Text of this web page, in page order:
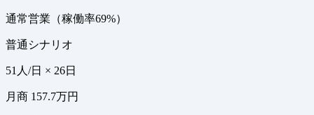
通常営業（稼働率69%）
普通シナリオ
51人/日 × 26日
月商 157.7万円